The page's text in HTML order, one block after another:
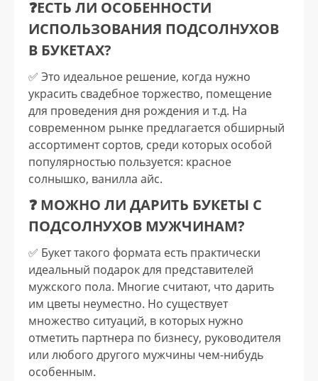
❓ЕСТЬ ЛИ ОСОБЕННОСТИ
ИСПОЛЬЗОВАНИЯ ПОДСОЛНУХОВ
В БУКЕТАХ?
✅️ Это идеальное решение, когда нужно
украсить свадебное торжество, помещение
для проведения дня рождения и т.д. На
современном рынке предлагается обширный
ассортимент сортов, среди которых особой
популярностью пользуется: красное
солнышко, ванилла айс.
❓ МОЖНО ЛИ ДАРИТЬ БУКЕТЫ С
ПОДСОЛНУХОВ МУЖЧИНАМ?
✅️ Букет такого формата есть практически
идеальный подарок для представителей
мужского пола. Многие считают, что дарить
им цветы неуместно. Но существует
множество ситуаций, в которых нужно
отметить партнера по бизнесу, руководителя
или любого другого мужчины чем-нибудь
особенным.